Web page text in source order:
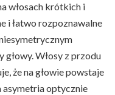
włosach krótkich i
i łatwo rozpoznawalne
głowy. Włosy z przodu
że na głowie powstaje
asymetria optycznie